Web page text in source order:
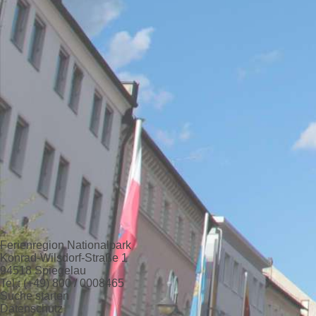
Ferienregion Nationalpark
Konrad-Wilsdorf-Straße 1
94518 Spiegelau
Tel.: (+49) 800 / 0008465
Suche starten
Datenschutz